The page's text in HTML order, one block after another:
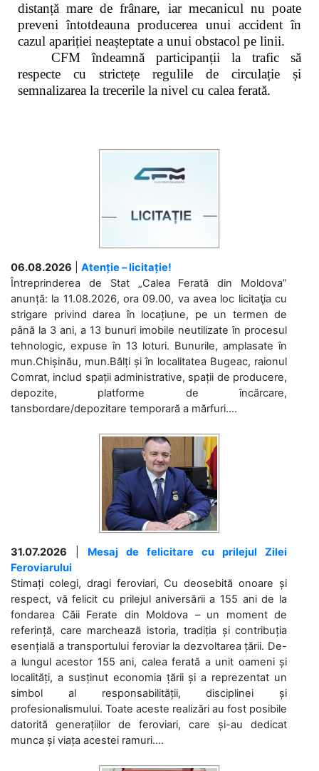
distanță mare de frânare, iar mecanicul nu poate
preveni întotdeauna producerea unui accident în
cazul apariției neașteptate a unui obstacol pe linii.
CFM îndeamnă participanții la trafic să
respecte cu strictețe regulile de circulație și
semnalizarea la trecerile la nivel cu calea ferată.
06.08.2026
Atenție – licitație!
Întreprinderea de Stat „Calea Ferată din Moldova”
anunță: la 11.08.2026, ora 09.00, va avea loc licitaţia cu
strigare privind darea în locațiune, pe un termen de
până la 3 ani, a 13 bunuri imobile neutilizate în procesul
tehnologic, expuse în 13 loturi. Bunurile, amplasate în
mun.Chișinău, mun.Bălți și în localitatea Bugeac, raionul
Comrat, includ spații administrative, spații de producere,
depozite, platforme de încărcare,
tansbordare/depozitare temporară a mărfuri....
31.07.2026
Mesaj de felicitare cu prilejul Zilei
Feroviarului
Stimați colegi, dragi feroviari, Cu deosebită onoare și
respect, vă felicit cu prilejul aniversării a 155 ani de la
fondarea Căii Ferate din Moldova – un moment de
referință, care marchează istoria, tradiția și contribuția
esențială a transportului feroviar la dezvoltarea țării. De-
a lungul acestor 155 ani, calea ferată a unit oameni și
localități, a susținut economia țării și a reprezentat un
simbol al responsabilității, disciplinei și
profesionalismului. Toate aceste realizări au fost posibile
datorită generațiilor de feroviari, care și-au dedicat
munca și viața acestei ramuri....